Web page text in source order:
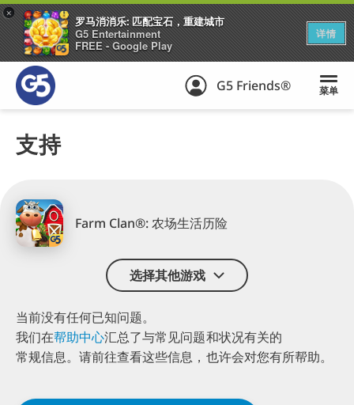
罗马消消乐: 匹配宝石，重建城市
G5 Entertainment
FREE - Google Play
详情
+
G5 Friends® 菜单
支持
Farm Clan®: 农场生活历险
选择其他游戏
当前没有任何已知问题。
我们在帮助中心汇总了与常见问题和状况有关的
常规信息。请前往查看这些信息， 也许会对您有所帮助。